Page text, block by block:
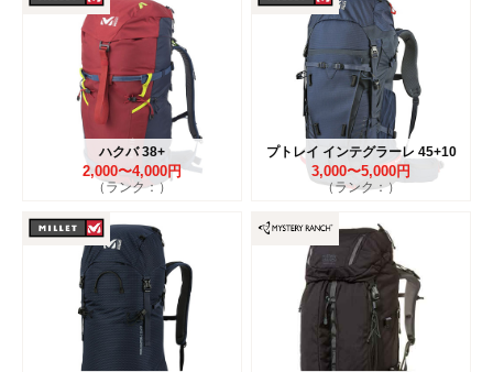
ハクバ 38+
2,000〜4,000円
（ランク：）
プトレイ インテグラーレ 45+10
3,000〜5,000円
（ランク：）